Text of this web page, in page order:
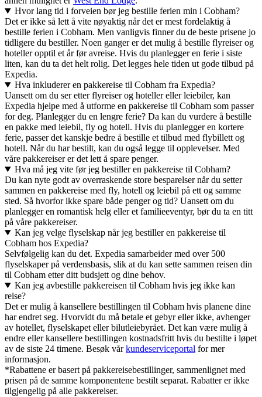
Hvor lang tid i forveien bør jeg bestille ferien min i Cobham?
Det er ikke så lett å vite nøyaktig når det er mest fordelaktig å
bestille ferien i Cobham. Men vanligvis finner du de beste prisene jo
tidligere du bestiller. Noen ganger er det mulig å bestille flyreiser og
hoteller opptil et år før avreise. Hvis du planlegger en ferie i siste
liten, kan du ta det helt rolig. Det legges hele tiden ut gode tilbud på
Expedia.
Hva inkluderer en pakkereise til Cobham fra Expedia?
Uansett om du ser etter flyreiser og hoteller eller leiebiler, kan
Expedia hjelpe med å utforme en pakkereise til Cobham som passer
for deg. Planlegger du en lengre ferie? Da kan du vurdere å bestille
en pakke med leiebil, fly og hotell. Hvis du planlegger en kortere
ferie, passer det kanskje bedre å bestille et tilbud med flybillett og
hotell. Når du har bestilt, kan du også legge til opplevelser. Med
våre pakkereiser er det lett å spare penger.
Hva må jeg vite før jeg bestiller en pakkereise til Cobham?
Du kan nyte godt av overraskende store besparelser når du setter
sammen en pakkereise med fly, hotell og leiebil på ett og samme
sted. Så hvorfor ikke spare både penger og tid? Uansett om du
planlegger en romantisk helg eller et familieeventyr, bør du ta en titt
på våre pakkereiser.
Kan jeg velge flyselskap når jeg bestiller en pakkereise til
Cobham hos Expedia?
Selvfølgelig kan du det. Expedia samarbeider med over 500
flyselskaper på verdensbasis, slik at du kan sette sammen reisen din
til Cobham etter ditt budsjett og dine behov.
Kan jeg avbestille pakkereisen til Cobham hvis jeg ikke kan
reise?
Det er mulig å kansellere bestillingen til Cobham hvis planene dine
har endret seg. Hvorvidt du må betale et gebyr eller ikke, avhenger
av hotellet, flyselskapet eller bilutleiebyrået. Det kan være mulig å
endre eller kansellere bestillingen kostnadsfritt hvis du bestilte i løpet
av de siste 24 timene. Besøk vårkundeserviceportal for mer
informasjon.
*Rabattene er basert på pakkereisebestillinger, sammenlignet med
prisen på de samme komponentene bestilt separat. Rabatter er ikke
tilgjengelig på alle pakkereiser.